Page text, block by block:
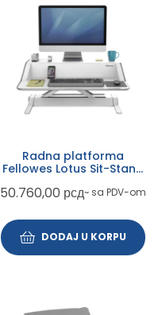
Radna platforma
Fellowes Lotus Sit-Stand
50.760,00 рсд~ sa PDV-om
DODAJ U KORPU